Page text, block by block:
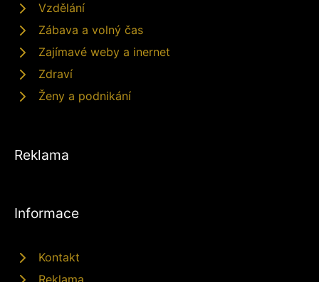
Vzdělání
Zábava a volný čas
Zajímavé weby a inernet
Zdraví
Ženy a podnikání
Reklama
Informace
Kontakt
Reklama